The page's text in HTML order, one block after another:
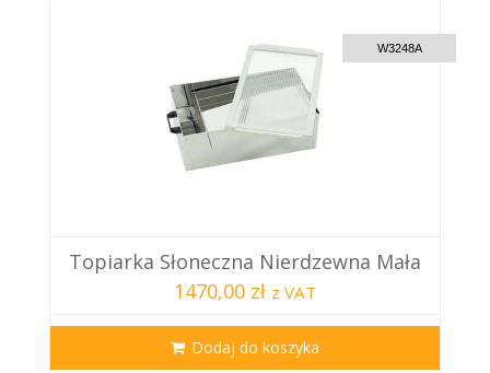
W3248A
Topiarka Słoneczna Nierdzewna Mała
1470,00 zł z VAT
Dodaj do koszyka